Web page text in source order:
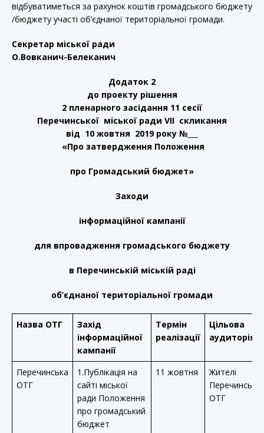
відбуватиметься за рахунок коштів громадського бюджету
/бюджету участі об’єднаної територіальної громади.
Секретар міської ради
О.Вовканич-Белеканич
Додаток 2
до проекту рішення
2 пленарного засідання 11 сесії
Перечинської міської ради VII скликання
від 10 жовтня 2019 року №___
«Про затвердження Положення
про Громадський бюджет»
Заходи
інформаційної кампанії
для впровадження громадського бюджету
в Перечинській міській раді
об’єднаної територіальної громади
Назва ОТГ
Захід
інформаційної
кампанії
Термін
реалізації
Цільова
аудиторія
Перечинська
ОТГ
1.Публікація на
сайті міської
ради Положення
про громадський
бюджет
11 жовтня
Жителі
Перечинської
ОТГ